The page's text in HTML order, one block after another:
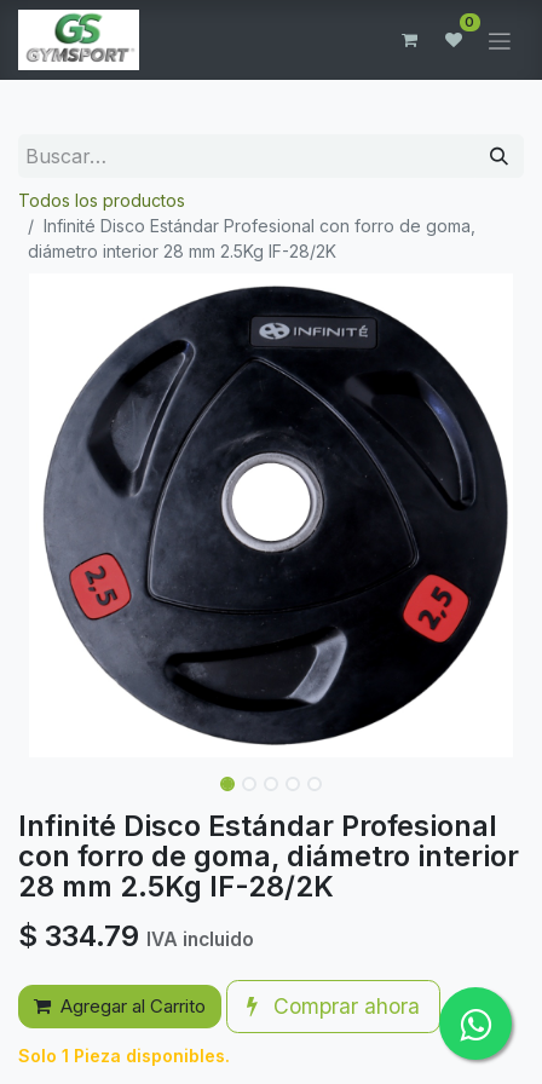
0
Todos los productos
Infinité Disco Estándar Profesional con forro de goma,
diámetro interior 28 mm 2.5Kg IF-28/2K
Infinité Disco Estándar Profesional
con forro de goma, diámetro interior
28 mm 2.5Kg IF-28/2K
$ 334.79 IVA incluido
Agregar al Carrito Comprar ahora
Solo 1 Pieza disponibles.